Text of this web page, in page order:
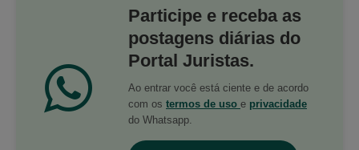
Participe e receba as
postagens diárias do
Portal Juristas.
Ao entrar você está ciente e de acordo
com os termos de uso e privacidade
do Whatsapp.